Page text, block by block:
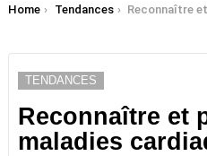
You are here:
Home Tendances Reconnaître et prévenir les maladies
TENDANCES
Reconnaître et
maladies